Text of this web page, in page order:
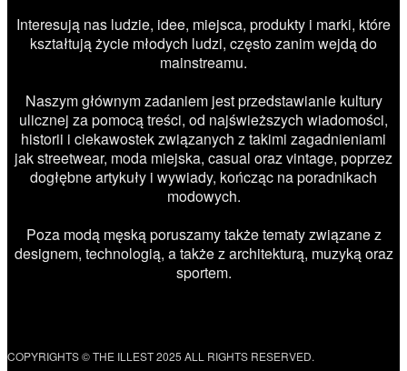
Interesują nas ludzie, idee, miejsca, produkty i marki, które
kształtują życie młodych ludzi, często zanim wejdą do
mainstreamu.
Naszym głównym zadaniem jest przedstawianie kultury
ulicznej za pomocą treści, od najświeższych wiadomości,
historii i ciekawostek związanych z takimi zagadnieniami
jak streetwear, moda miejska, casual oraz vintage, poprzez
dogłębne artykuły i wywiady, kończąc na poradnikach
modowych.
Poza modą męską poruszamy także tematy związane z
designem, technologią, a także z architekturą, muzyką oraz
sportem.
COPYRIGHTS © THE ILLEST 2025 ALL RIGHTS RESERVED.